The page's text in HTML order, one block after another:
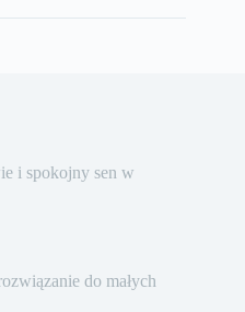
i spokojny sen w
do małych